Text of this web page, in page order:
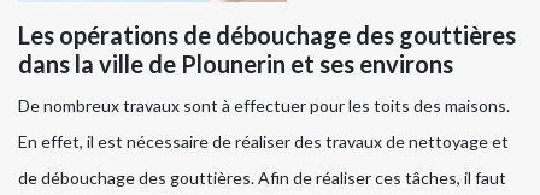
Les opérations de débouchage des gouttières
dans la ville de Plounerin et ses environs
De nombreux travaux sont à effectuer pour les toits des maisons.
En effet, il est nécessaire de réaliser des travaux de nettoyage et
de débouchage des gouttières. Afin de réaliser ces tâches, il faut